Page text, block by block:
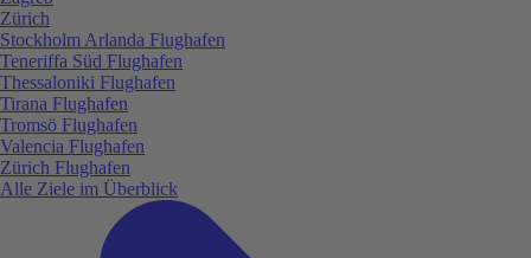
Zürich
Stockholm Arlanda Flughafen
Teneriffa Süd Flughafen
Thessaloniki Flughafen
Tirana Flughafen
Tromsö Flughafen
Valencia Flughafen
Zürich Flughafen
Alle Ziele im Überblick